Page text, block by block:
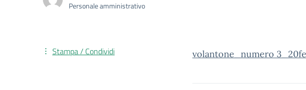
Personale amministrativo
volantone_numero
Stampa / Condividi